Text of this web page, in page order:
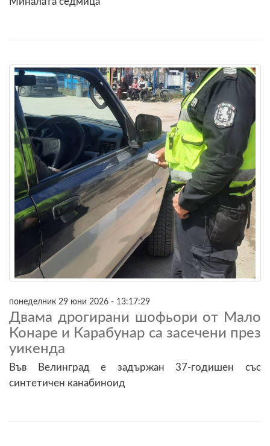
понеделник 29 юни 2026 - 13:17:29
Двама дрогирани шофьори от Мало
Конаре и Карабунар са засечени през
уикенда
Във Велинград е задържан 37-годишен със
синтетичен канабиноид